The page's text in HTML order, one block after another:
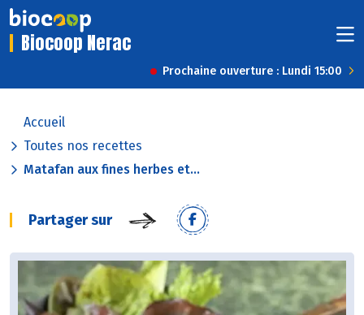
Biocoop Nerac
Prochaine ouverture : Lundi 15:00
Accueil
Toutes nos recettes
Matafan aux fines herbes et...
Partager sur